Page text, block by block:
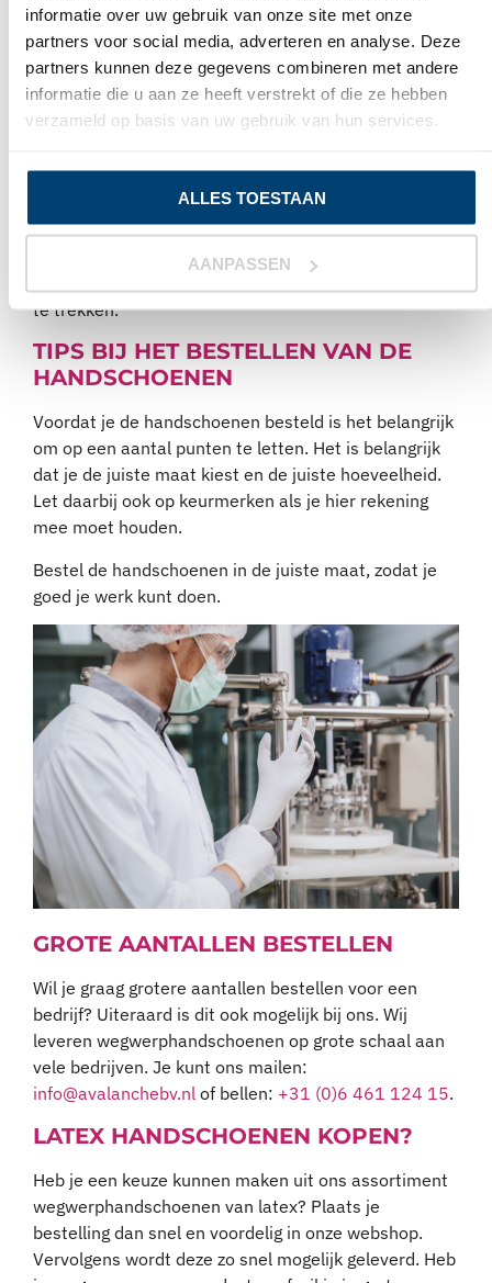
informatie over uw gebruik van onze site met onze
partners voor social media, adverteren en analyse. Deze
partners kunnen deze gegevens combineren met andere
informatie die u aan ze heeft verstrekt of die ze hebben
verzameld op basis van uw gebruik van hun services.
ALLES TOESTAAN
AANPASSEN
POEDERVRIJ OF GEPOEDERD?
Het verschil in poedervrije handschoenen of
gepoederde handschoenen is dat poedervrije
handschoenen geschikt zijn voor mensen die last
hebben van allergieën voor latex. Gepoederde
te trekken.
TIPS BIJ HET BESTELLEN VAN DE
HANDSCHOENEN
Voordat je de handschoenen besteld is het belangrijk
om op een aantal punten te letten. Het is belangrijk
dat je de juiste maat kiest en de juiste hoeveelheid.
Let daarbij ook op keurmerken als je hier rekening
mee moet houden.
Bestel de handschoenen in de juiste maat, zodat je
goed je werk kunt doen.
GROTE AANTALLEN BESTELLEN
Wil je graag grotere aantallen bestellen voor een
bedrijf? Uiteraard is dit ook mogelijk bij ons. Wij
leveren wegwerphandschoenen op grote schaal aan
vele bedrijven. Je kunt ons mailen:
info@avalanchebv.nl of bellen: +31 (0)6 461 124 15.
LATEX HANDSCHOENEN KOPEN?
Heb je een keuze kunnen maken uit ons assortiment
wegwerphandschoenen van latex? Plaats je
bestelling dan snel en voordelig in onze webshop.
Vervolgens wordt deze zo snel mogelijk geleverd. Heb